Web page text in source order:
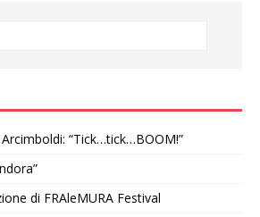
“Tick…tick…BOOM!”
di FRAleMURA Festival